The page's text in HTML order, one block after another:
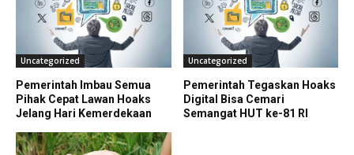
Uncategorized
Pemerintah Imbau Semua
Pihak Cepat Lawan Hoaks
Jelang Hari Kemerdekaan
Uncategorized
Pemerintah Tegaskan Hoaks
Digital Bisa Cemari
Semangat HUT ke-81 RI